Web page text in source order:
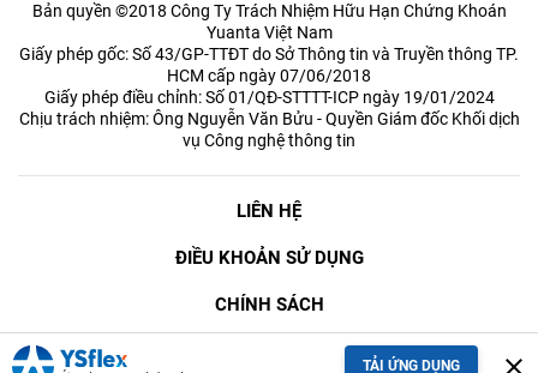
Bản quyền ©2018 Công Ty Trách Nhiệm Hữu Hạn Chứng Khoán
Yuanta Việt Nam
Giấy phép gốc: Số 43/GP-TTĐT do Sở Thông tin và Truyền thông TP.
HCM cấp ngày 07/06/2018
Giấy phép điều chỉnh: Số 01/QĐ-STTTT-ICP ngày 19/01/2024
Chịu trách nhiệm: Ông Nguyễn Văn Bửu - Quyền Giám đốc Khối dịch
vụ Công nghệ thông tin
LIÊN HỆ
ĐIỀU KHOẢN SỬ DỤNG
CHÍNH SÁCH
TẢI ỨNG DỤNG close